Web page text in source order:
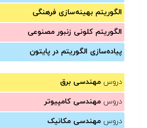
الگوریتم بهینه‌سازی فرهنگی
الگوریتم کلونی زنبور مصنوعی
پیاده‌سازی الگوریتم در پایتون
دروس مهندسی برق
دروس مهندسی کامپیوتر
دروس مهندسی مکانیک